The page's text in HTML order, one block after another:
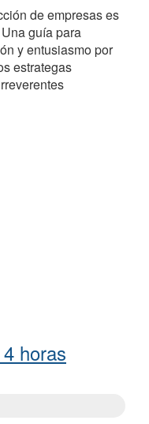
de empresas es
guía para
y entusiasmo por
estrategas
horas